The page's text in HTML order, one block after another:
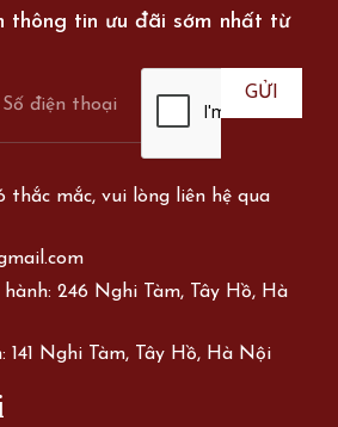
thông tin ưu đãi sớm nhất từ
thắc mắc, vui lòng liên hệ qua
246 Nghi Tàm, Tây Hồ, Hà
141 Nghi Tàm, Tây Hồ, Hà Nội